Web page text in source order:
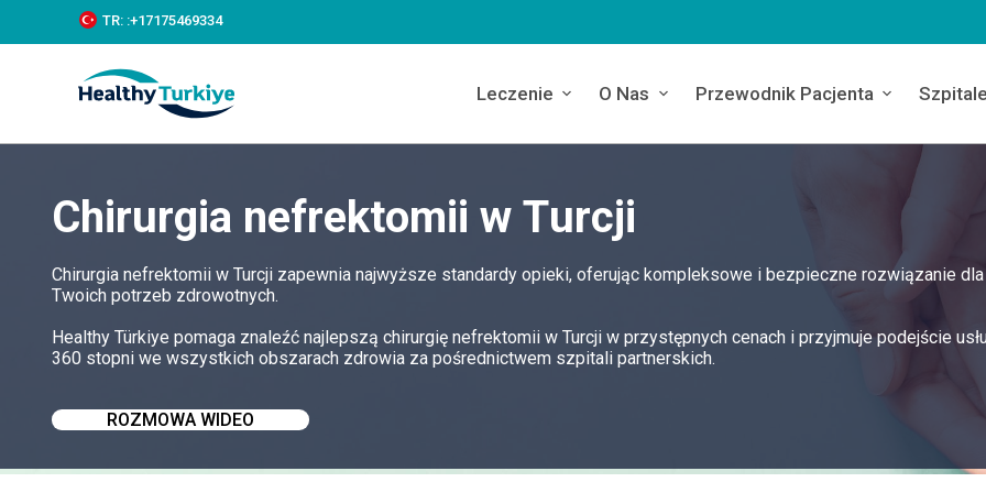
k
c
TR: :+‪17175469334‬
Leczenie O Nas Przewodnik Pacjenta
Chirurgia nefrektomii w Turcji
Chirurgia nefrektomii w Turcji zapewnia najwyższe standardy opieki, oferując kompleksowe i bezpieczne rozwiązanie dla
Twoich potrzeb zdrowotnych.
Healthy Türkiye pomaga znaleźć najlepszą chirurgię nefrektomii w Turcji w przystępnych cenach i przyjmuje podejście
360 stopni we wszystkich obszarach zdrowia za pośrednictwem szpitali partnerskich.
ROZMOWA WIDEO